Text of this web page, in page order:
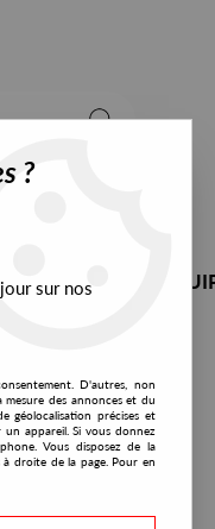
DJ
?
sur nos
D'autres, non
des annonces et du
géolocalisation précises et
appareil. Si vous donnez
Vous disposez de la
droite de la page. Pour en